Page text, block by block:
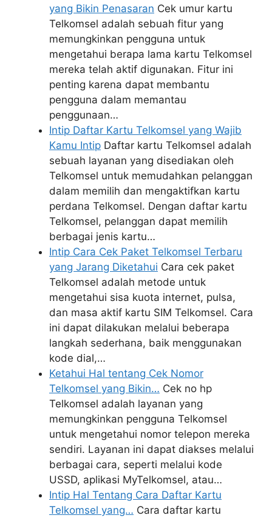
yang Bikin Penasaran Cek umur kartu
Telkomsel adalah sebuah fitur yang
memungkinkan pengguna untuk
mengetahui berapa lama kartu Telkomsel
mereka telah aktif digunakan. Fitur ini
penting karena dapat membantu
pengguna dalam memantau
penggunaan…
Intip Daftar Kartu Telkomsel yang Wajib
Kamu Intip Daftar kartu Telkomsel adalah
sebuah layanan yang disediakan oleh
Telkomsel untuk memudahkan pelanggan
dalam memilih dan mengaktifkan kartu
perdana Telkomsel. Dengan daftar kartu
Telkomsel, pelanggan dapat memilih
berbagai jenis kartu…
Intip Cara Cek Paket Telkomsel Terbaru
yang Jarang Diketahui Cara cek paket
Telkomsel adalah metode untuk
mengetahui sisa kuota internet, pulsa,
dan masa aktif kartu SIM Telkomsel. Cara
ini dapat dilakukan melalui beberapa
langkah sederhana, baik menggunakan
kode dial,…
Ketahui Hal tentang Cek Nomor
Telkomsel yang Bikin… Cek no hp
Telkomsel adalah layanan yang
memungkinkan pengguna Telkomsel
untuk mengetahui nomor telepon mereka
sendiri. Layanan ini dapat diakses melalui
berbagai cara, seperti melalui kode
USSD, aplikasi MyTelkomsel, atau…
Intip Hal Tentang Cara Daftar Kartu
Telkomsel yang… Cara daftar kartu